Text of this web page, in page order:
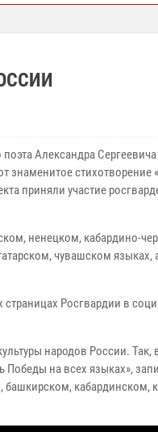
Александра
знаменитое стихотворение
приняли участие
ненецком, кабардино-
чувашском языках,
Росгвардии в
народов России. Так,
на всех языках»,
башкирском, кабардинском,